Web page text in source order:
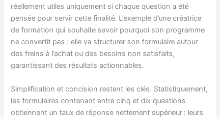
réellement utiles uniquement si chaque question a été
pensée pour servir cette finalité. L’exemple d’une créatrice
de formation qui souhaite savoir pourquoi son programme
ne convertit pas : elle va structurer son formulaire autour
des freins à l’achat ou des besoins non satisfaits,
garantissant des résultats actionnables.
Simplification et concision restent les clés. Statistiquement,
les formulaires contenant entre cinq et dix questions
obtiennent un taux de réponse nettement supérieur : leurs